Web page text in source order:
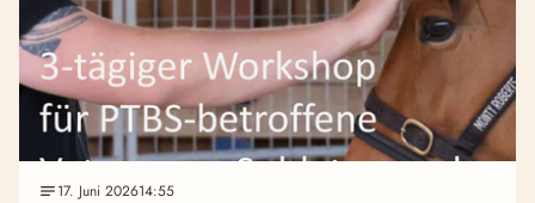
17. Juni 202614:55